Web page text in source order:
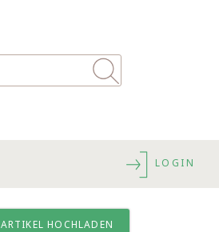
LOGIN
ARTIKEL HOCHLADEN